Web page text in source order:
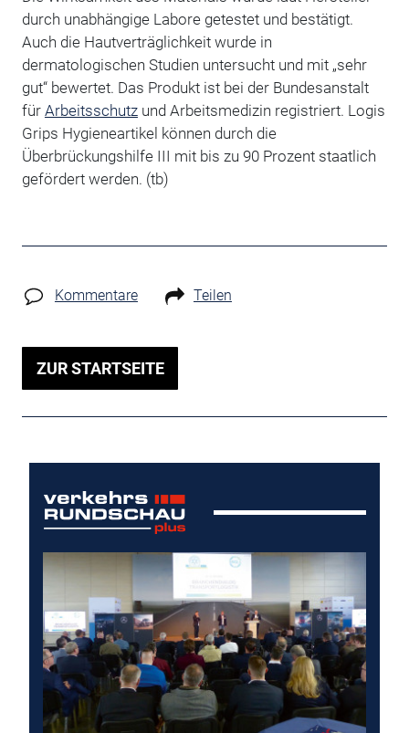
durch unabhängige Labore getestet und bestätigt.
Auch die Hautverträglichkeit wurde in
dermatologischen Studien untersucht und mit „sehr
gut“ bewertet. Das Produkt ist bei der Bundesanstalt
für Arbeitsschutzund Arbeitsmedizin registriert. Logis
Grips Hygieneartikel können durch die
Überbrückungshilfe III mit bis zu 90 Prozent staatlich
gefördert werden. (tb)
Kommentare Teilen
ZUR STARTSEITE